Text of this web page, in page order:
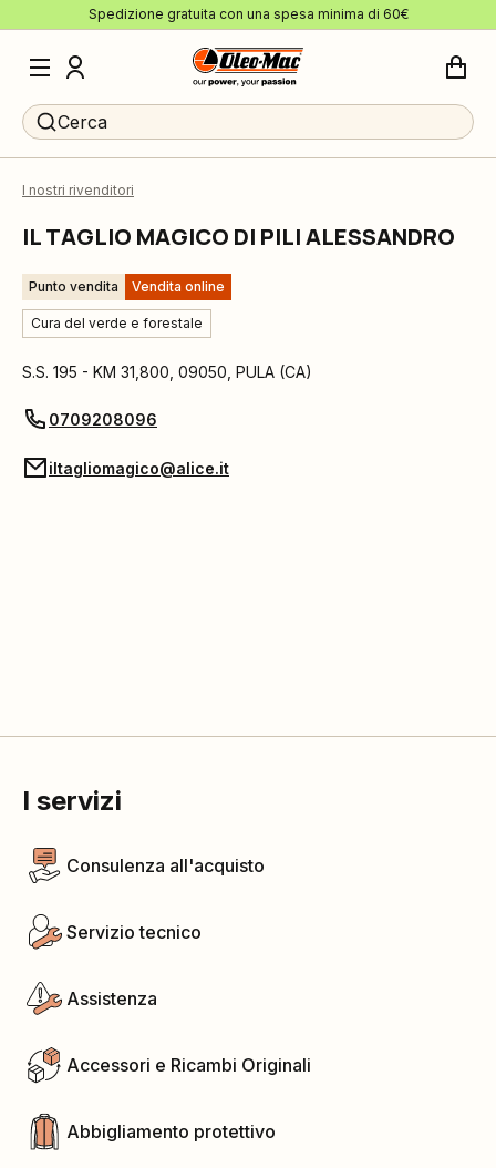
Spedizione gratuita con una spesa minima di 60€
Cerca
I nostri rivenditori
IL TAGLIO MAGICO DI PILI ALESSANDRO
Punto vendita Vendita online
Cura del verde e forestale
S.S. 195 - KM 31,800 09050 PULA (CA)
0709208096
iltagliomagico@alice.it
I servizi
Consulenza all'acquisto
Servizio tecnico
Assistenza
Accessori e Ricambi Originali
Abbigliamento protettivo